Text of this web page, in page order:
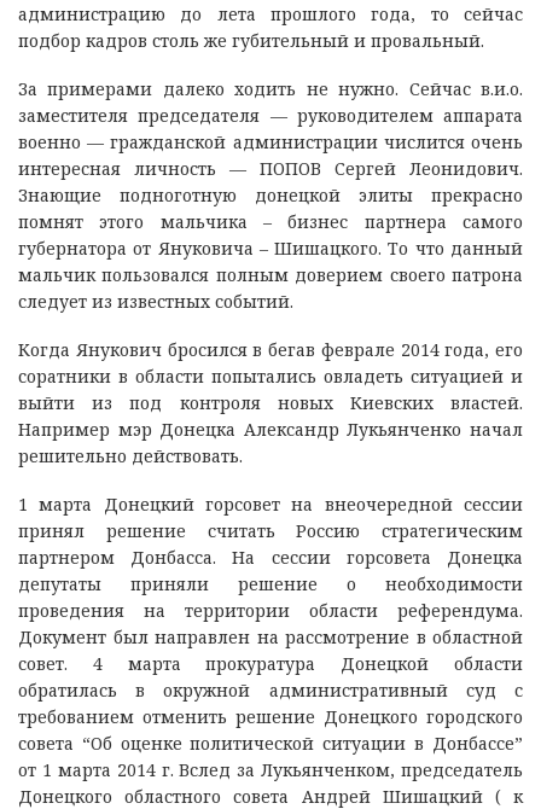
администрацию до лета прошлого года, то сейчас
подбор кадров столь же губительный и провальный.
За примерами далеко ходить не нужно. Сейчас в.и.о.
заместителя председателя — руководителем аппарата
военно — гражданской администрации числится очень
интересная личность — ПОПОВ Сергей Леонидович.
Знающие подноготную донецкой элиты прекрасно
помнят этого мальчика – бизнес партнера самого
губернатора от Януковича – Шишацкого. То что данный
мальчик пользовался полным доверием своего патрона
следует из известных событий.
Когда Янукович бросился в бегав феврале 2014 года, его
соратники в области попытались овладеть ситуацией и
выйти из под контроля новых Киевских властей.
Например мэр Донецка Александр Лукьянченко начал
решительно действовать.
1 марта Донецкий горсовет на внеочередной сессии
принял решение считать Россию стратегическим
партнером Донбасса. На сессии горсовета Донецка
депутаты приняли решение о необходимости
проведения на территории области референдума.
Документ был направлен на рассмотрение в областной
совет. 4 марта прокуратура Донецкой области
обратилась в окружной административный суд с
требованием отменить решение Донецкого городского
совета “Об оценке политической ситуации в Донбассе”
от 1 марта 2014 г. Вслед за Лукьянченком, председатель
Донецкого областного совета Андрей Шишацкий ( к